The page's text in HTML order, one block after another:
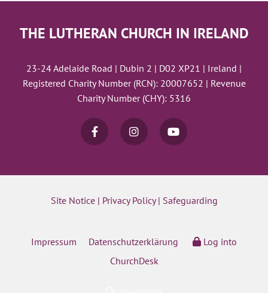
THE LUTHERAN CHURCH IN IRELAND
23-24 Adelaide Road | Dubin 2 | D02 XP21 | Ireland |
Registered Charity Number (RCN): 20007652 | Revenue
Charity Number (CHY): 5316
Site Notice| Privacy Policy| Safeguarding
Impressum Datenschutzerklärung
Log into
ChurchDesk